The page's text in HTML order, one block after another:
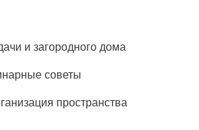
и загородного дома
советы
пространства